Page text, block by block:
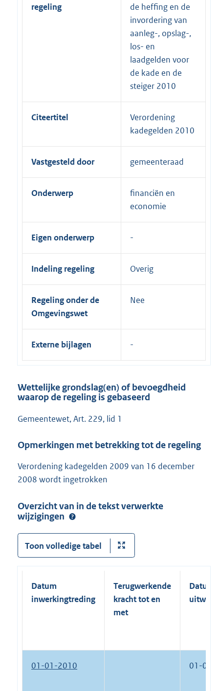
regeling
de heffing en de
invordering van
aanleg-, opslag-,
los- en
laadgelden voor
de kade en de
steiger 2010
Citeertitel
Verordening
kadegelden 2010
Vastgesteld door gemeenteraad
Onderwerp
financiën en
economie
Eigen onderwerp
Indeling regeling Overig
Regeling onder de
Omgevingswet
Nee
Externe bijlagen
Wettelijke grondslag(en) of bevoegdheid
waarop de regeling is gebaseerd
Gemeentewet, Art. 229, lid 1
Opmerkingen met betrekking tot de regeling
Verordening kadegelden 2009 van 16 december
2008 wordt ingetrokken
Overzicht van in de tekst verwerkte
wijzigingen
Toon volledige tabel
Datum
inwerkingtreding
Terugwerkende
kracht tot en
met
Datum
01-01-2010 01-01-